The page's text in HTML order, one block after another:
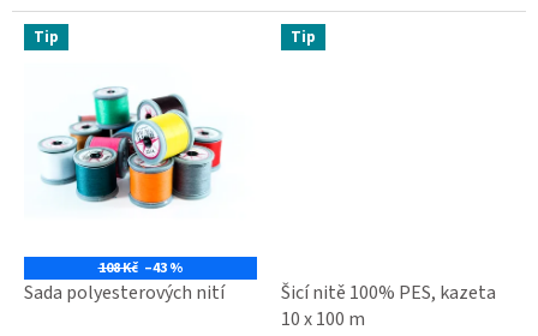
související soubory a napište do
poznámky o...
Tip
108 Kč –43 %
Sada polyesterových nití
Tip
Šicí nitě 100% PES, kazeta
10 x 100 m